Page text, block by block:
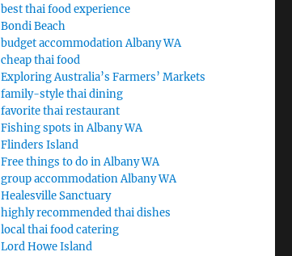
best thai food experience
Bondi Beach
budget accommodation Albany WA
cheap thai food
Exploring Australia’s Farmers’ Markets
family-style thai dining
favorite thai restaurant
Fishing spots in Albany WA
Flinders Island
Free things to do in Albany WA
group accommodation Albany WA
Healesville Sanctuary
highly recommended thai dishes
local thai food catering
Lord Howe Island